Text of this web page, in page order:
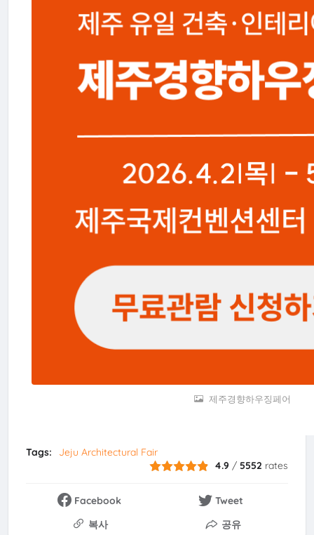
제주경향하우징페어
Tags:
Jeju Architectural Fair
4.9 /5552 rates
Facebook
Tweet
복사
공유